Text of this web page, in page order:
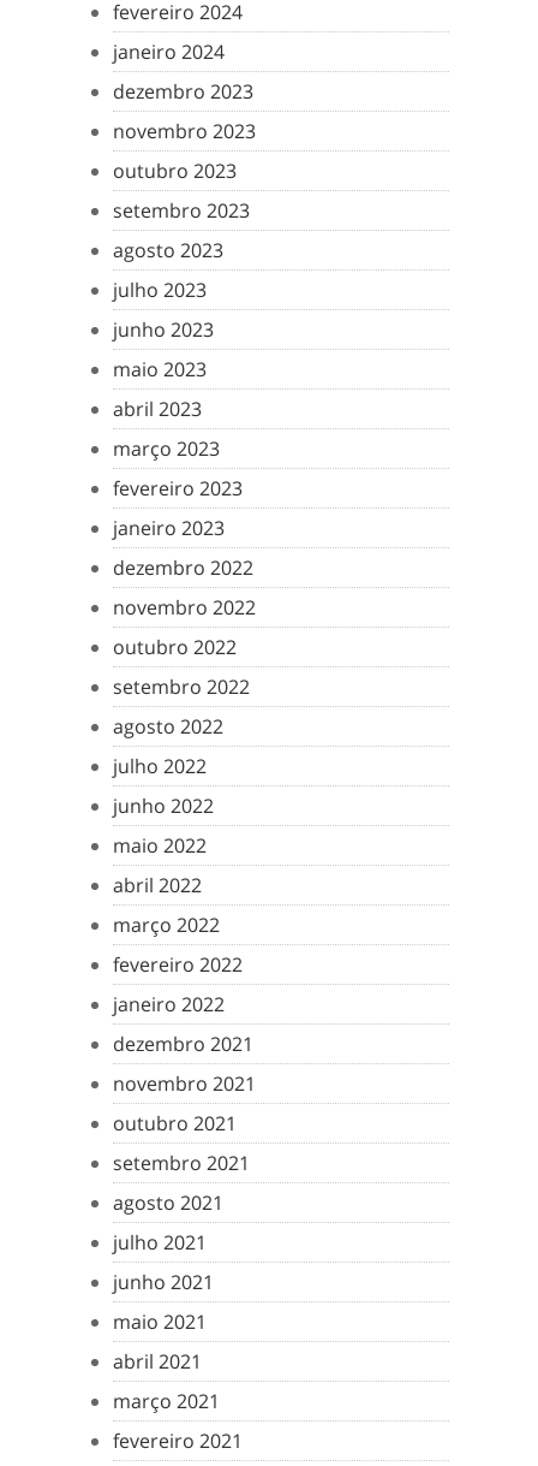
fevereiro 2024
janeiro 2024
dezembro 2023
novembro 2023
outubro 2023
setembro 2023
agosto 2023
julho 2023
junho 2023
maio 2023
abril 2023
março 2023
fevereiro 2023
janeiro 2023
dezembro 2022
novembro 2022
outubro 2022
setembro 2022
agosto 2022
julho 2022
junho 2022
maio 2022
abril 2022
março 2022
fevereiro 2022
janeiro 2022
dezembro 2021
novembro 2021
outubro 2021
setembro 2021
agosto 2021
julho 2021
junho 2021
maio 2021
abril 2021
março 2021
fevereiro 2021